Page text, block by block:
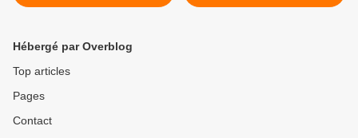
DES OFFICIERS DE
13 MARS 2023
nous quitte. >
Hébergé par Overblog
Top articles
Pages
Contact